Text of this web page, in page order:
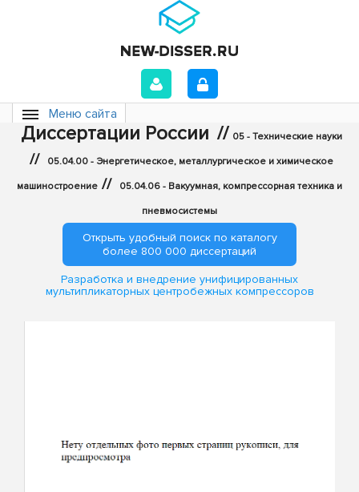
Меню сайта
Диссертации России // 05 - Технические науки
// 05.04.00 - Энергетическое, металлургическое и химическое
машиностроение // 05.04.06 - Вакуумная, компрессорная техника и
пневмосистемы
Открыть удобный поиск по каталогу
более 800 000 диссертаций
Разработка и внедрение унифицированных
мультипликаторных центробежных компрессоров